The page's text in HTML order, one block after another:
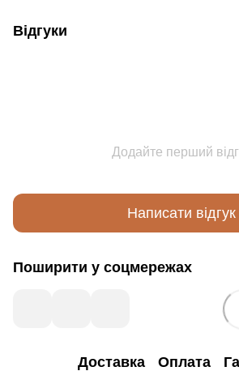
Відгуки
Додайте перший
Написати відгук
Поширити у соцмережах
Доставка Оплата